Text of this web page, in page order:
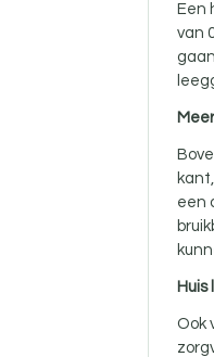
Een
van
een
Ook